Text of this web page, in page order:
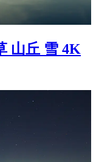
山丘 雪 4K